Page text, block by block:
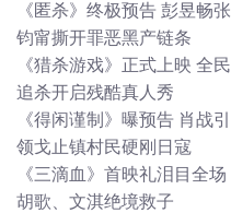
《匿杀》终极预告 彭昱畅张
钧甯撕开罪恶黑产链条
《猎杀游戏》正式上映 全民
追杀开启残酷真人秀
《得闲谨制》曝预告 肖战引
领戈止镇村民硬刚日寇
《三滴血》首映礼泪目全场
胡歌、文淇绝境救子